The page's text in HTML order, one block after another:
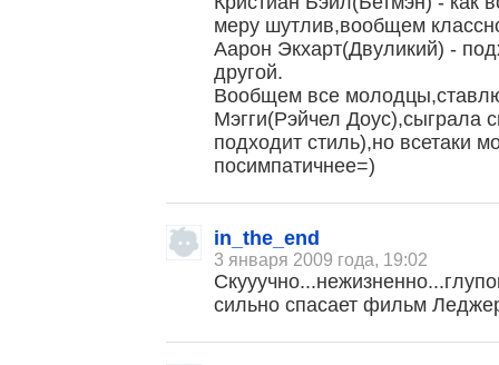
меру шутлив,вообщем
Аарон Экхарт(Двуликий) -
другой.
Вообщем все
Мэгги(Рэйчел Доус),сыграла
подходит стиль),но всетаки
посимпатичнее=)
in_the_end
3 января 2009 года, 19:02
сильно спасает фильм